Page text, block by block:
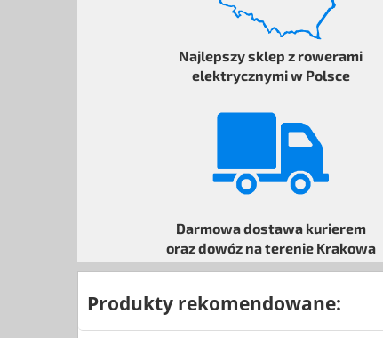
Najlepszy sklep z rowerami
elektrycznymiw Polsce
Darmowa dostawa kurierem
oraz dowóz na terenie Krakowa
Produkty rekomendowane: